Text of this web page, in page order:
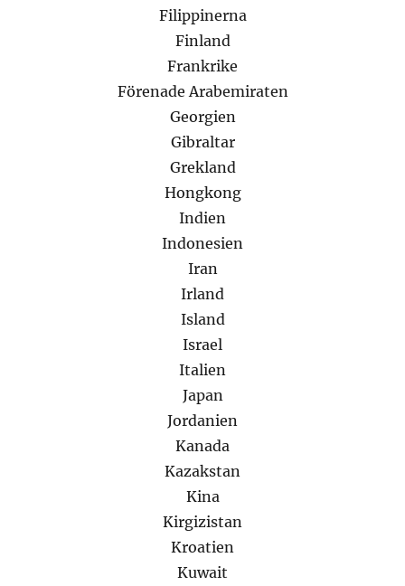
Filippinerna
Finland
Frankrike
Förenade Arabemiraten
Georgien
Gibraltar
Grekland
Hongkong
Indien
Indonesien
Iran
Irland
Island
Israel
Italien
Japan
Jordanien
Kanada
Kazakstan
Kina
Kirgizistan
Kroatien
Kuwait